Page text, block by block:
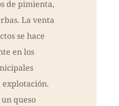
de pimienta,
La venta
se hace
en los
explotación.
queso